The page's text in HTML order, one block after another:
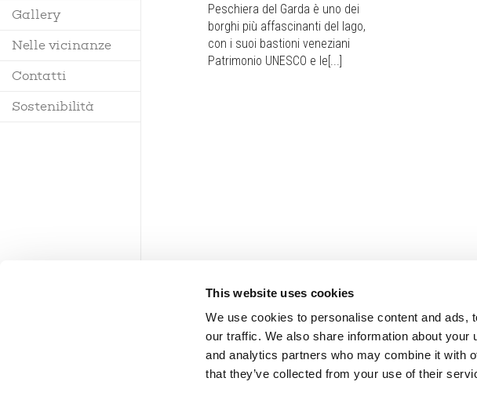
This website uses cookies
We use cookies to personalise content and ads,
our traffic. We also share information about
and analytics partners who may combine it with
that they’ve collected from your use of their
Bungalow
Glamping
Gallery
Nelle vicinanze
Contatti
Dove siamo
Mappa
Regolamento
Sostenibilità
Peschiera del Garda è uno dei
borghi più affascinanti del lago,
con i suoi bastioni veneziani
Patrimonio UNESCO e le[...]